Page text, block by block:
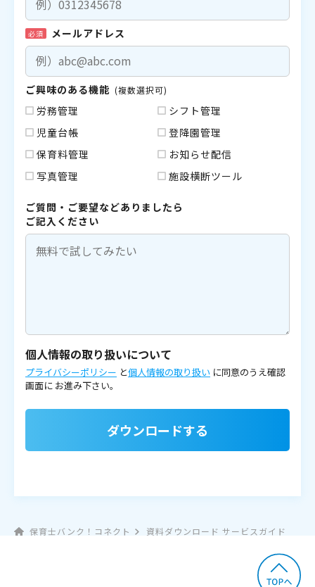
必須 メールアドレス
ご興味のある機能 (複数選択可)
労務管理
シフト管理
児童台帳
登降園管理
保育料管理
お知らせ配信
写真管理
施設横断ツール
ご質問・ご要望などありましたら
ご記入ください
個人情報の取り扱いについて
プライバシーポリシー と個人情報の取り扱い に同意のうえ確認
画面に お進み下さい。
ダウンロードする
保育士バンク！コネクト 資料ダウンロード サービスガイド